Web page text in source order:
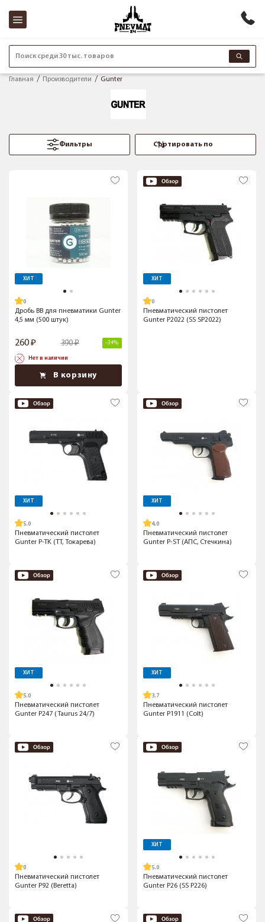
Поиск среди 30 тыс. товаров
Главная Производители Gunter
Фильтры
ХИТ
Дробь BB для пневматики Gunter
4,5 мм (500 штук)
260 390 -34%
Нет в наличии
В корзину
ХИТ
Пневматический пистолет
Gunter P2022 (SS SP2022)
ХИТ
5.0
Пневматический пистолет
Gunter P-TK (ТТ, Токарева)
ХИТ
4.0
Пневматический пистолет
Gunter P-ST (АПС, Стечкина)
ХИТ
5.0
Пневматический пистолет
Gunter P247 (Taurus 24/7)
ХИТ
3.7
Пневматический пистолет
Gunter P1911 (Colt)
Пневматический пистолет
Gunter P92 (Beretta)
ХИТ
5.0
Пневматический пистолет
Gunter P26 (SS P226)